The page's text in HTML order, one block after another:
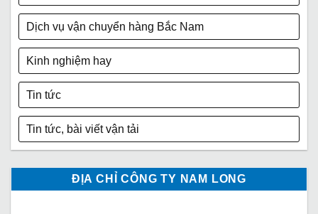
Dịch vụ vận chuyển hàng Bắc Nam
Kinh nghiệm hay
Tin tức
Tin tức, bài viết vận tải
ĐỊA CHỈ CÔNG TY NAM LONG